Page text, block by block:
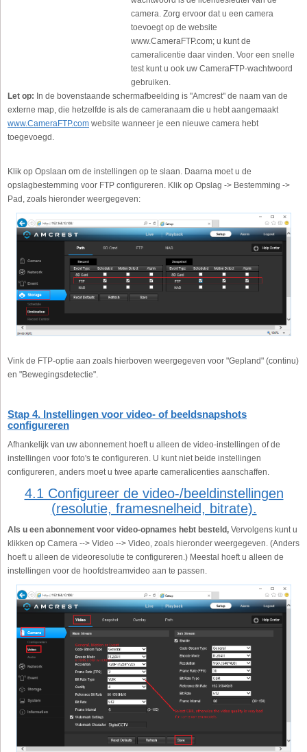
camera. Zorg ervoor dat u een camera
toevoegt op de website
www.CameraFTP.com; u kunt de
cameralicentie daar vinden. Voor een snelle
test kunt u ook uw CameraFTP-wachtwoord
gebruiken.
Let op: In de bovenstaande schermafbeelding is "Amcrest" de naam van de
externe map, die hetzelfde is als de cameranaam die u hebt aangemaakt
www.CameraFTP.com website wanneer je een nieuwe camera hebt
toegevoegd.
Klik op Opslaan om de instellingen op te slaan. Daarna moet u de
opslagbestemming voor FTP configureren. Klik op Opslag -> Bestemming ->
Pad, zoals hieronder weergegeven:
Vink de FTP-optie aan zoals hierboven weergegeven voor "Gepland" (continu)
en "Bewegingsdetectie".
Stap 4. Instellingen voor video- of beeldsnapshots
configureren
Afhankelijk van uw abonnement hoeft u alleen de video-instellingen of de
instellingen voor foto's te configureren. U kunt niet beide instellingen
configureren, anders moet u twee aparte cameralicenties aanschaffen.
4.1 Configureer de video-/beeldinstellingen
(resolutie, framesnelheid, bitrate).
Als u een abonnement voor video-opnames hebt besteld, Vervolgens kunt u
klikken op Camera --> Video --> Video, zoals hieronder weergegeven. (Anders
hoeft u alleen de videoresolutie te configureren.) Meestal hoeft u alleen de
instellingen voor de hoofdstreamvideo aan te passen.